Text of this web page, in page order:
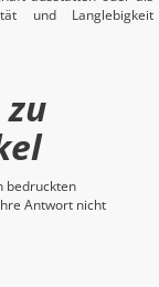
und Langlebigkeit
bedruckten
Antwort nicht